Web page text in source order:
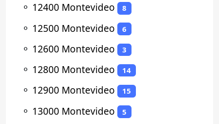
⚬ 12400 Montevideo 8
⚬ 12500 Montevideo 6
⚬ 12600 Montevideo 3
⚬ 12800 Montevideo 14
⚬ 12900 Montevideo 15
⚬ 13000 Montevideo 5